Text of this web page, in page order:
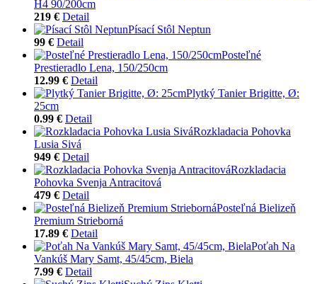
H4 90/200cm
219 € Detail
Písací Stôl Neptun
99 € Detail
Posteľné
Prestieradlo Lena, 150/250cm
12.99 € Detail
Plytký Tanier Brigitte, Ø:
25cm
0.99 € Detail
Rozkladacia Pohovka
Lusia Sivá
949 € Detail
Rozkladacia
Pohovka Svenja Antracitová
479 € Detail
Posteľná Bielizeň
Premium Strieborná
17.89 € Detail
Poťah Na
Vankúš Mary Samt, 45/45cm, Biela
7.99 € Detail